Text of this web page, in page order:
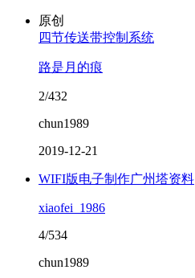
原创
四节传送带控制系统
路是月的痕
2/432
chun1989
2019-12-21
WIFI版电子制作广州塔资料
xiaofei_1986
4/534
chun1989